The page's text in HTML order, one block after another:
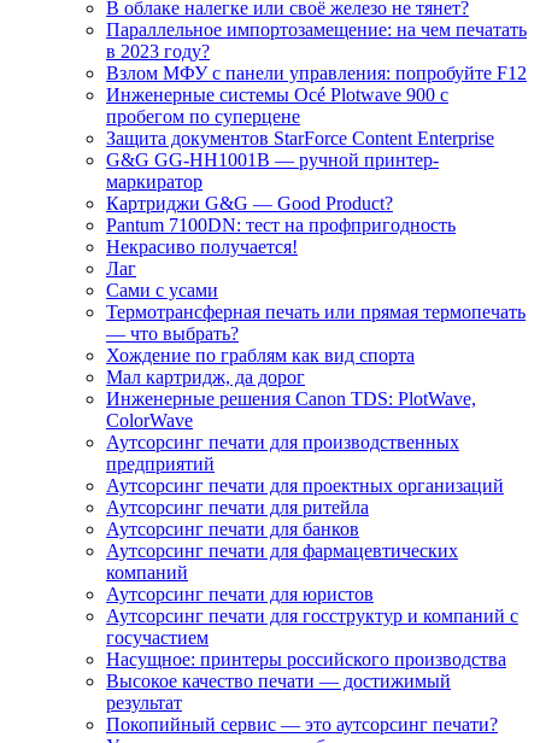
В облаке налегке или своё железо не тянет?
Параллельное импортозамещение: на чем печатать
в 2023 году?
Взлом МФУ с панели управления: попробуйте F12
Инженерные системы Océ Plotwave 900 с
пробегом по суперцене
Защита документов StarForce Content Enterprise
G&G GG-HH1001B — ручной принтер-
маркиратор
Картриджи G&G — Good Product?
Pantum 7100DN: тест на профпригодность
Некрасиво получается!
Лаг
Сами с усами
Термотрансферная печать или прямая термопечать
— что выбрать?
Хождение по граблям как вид спорта
Мал картридж, да дорог
Инженерные решения Canon TDS: PlotWave,
ColorWave
Аутсорсинг печати для производственных
предприятий
Аутсорсинг печати для проектных организаций
Аутсорсинг печати для ритейла
Аутсорсинг печати для банков
Аутсорсинг печати для фармацевтических
компаний
Аутсорсинг печати для юристов
Аутсорсинг печати для госструктур и компаний с
госучастием
Насущное: принтеры российского производства
Высокое качество печати — достижимый
результат
Покопийный сервис — это аутсорсинг печати?